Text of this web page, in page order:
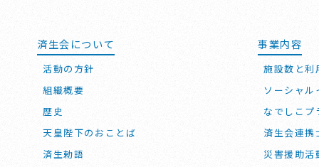
済生会について
活動の方針
組織概要
歴史
天皇陛下のおことば
済生勅語
事業内容
施設数と利
ソーシャ
なでしこプ
済生会連携
災害援助活